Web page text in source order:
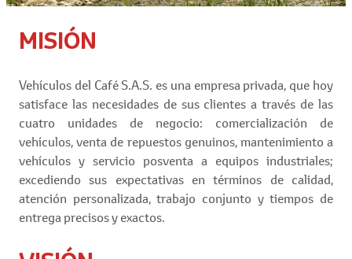
MISIÓN
Vehículos del Café S.A.S. es una empresa privada, que hoy
satisface las necesidades de sus clientes a través de las
cuatro unidades de negocio: comercialización de
vehículos, venta de repuestos genuinos, mantenimiento a
vehículos y servicio posventa a equipos industriales;
excediendo sus expectativas en términos de calidad,
atención personalizada, trabajo conjunto y tiempos de
entrega precisos y exactos.